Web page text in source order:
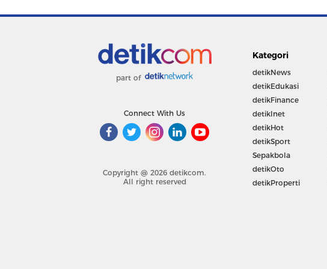
part of
Connect With Us
Copyright @ 2026 detikcom.
All right reserved
Kategori
detikNews
detikEdukasi
detikFinance
detikInet
detikHot
detikSport
Sepakbola
detikOto
detikProperti